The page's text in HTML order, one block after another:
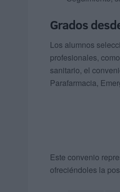
Grados
Los alumnos
profesionales,
sanitario, el
Parafarmacia,
Este convenio
ofreciéndoles la